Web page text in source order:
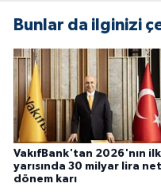
Bunlar da ilginizi
VakıfBank'tan 2026'nın ilk
yarısında 30 milyar lira net
dönem karı